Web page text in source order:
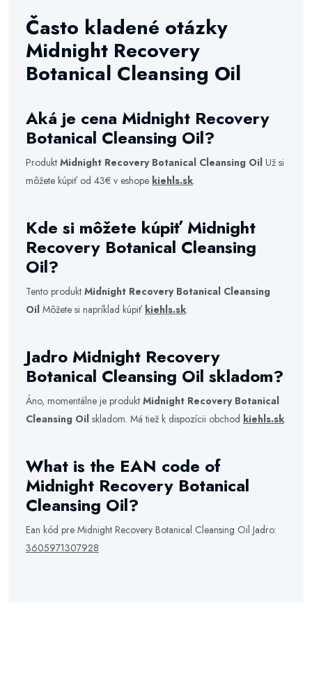
Často kladené otázky
Midnight Recovery
Botanical Cleansing Oil
Aká je cena Midnight Recovery
Botanical Cleansing Oil?
Produkt Midnight Recovery Botanical Cleansing Oil Už si
môžete kúpiť od 43€ v eshope kiehls.sk.
Kde si môžete kúpiť Midnight
Recovery Botanical Cleansing
Oil?
Tento produkt Midnight Recovery Botanical Cleansing
Oil Môžete si napríklad kúpiť kiehls.sk.
Jadro Midnight Recovery
Botanical Cleansing Oil skladom?
Áno, momentálne je produkt Midnight Recovery Botanical
Cleansing Oil skladom. Má tiež k dispozícii obchod kiehls.sk.
What is the EAN code of
Midnight Recovery Botanical
Cleansing Oil?
Ean kód pre Midnight Recovery Botanical Cleansing Oil Jadro:
3605971307928